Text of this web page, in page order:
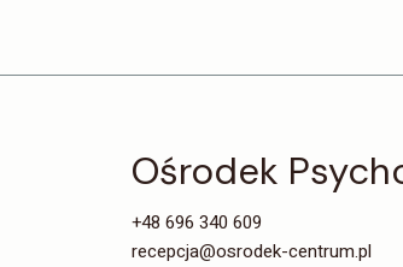
Ośrodek
+48 696 340 609
recepcja@osrodek-centrum.pl